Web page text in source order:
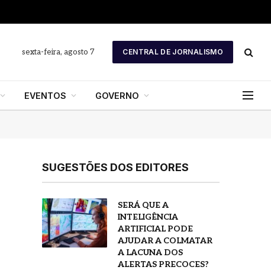
sexta-feira, agosto 7 CENTRAL DE JORNALISMO
EVENTOS GOVERNO
SUGESTÕES DOS EDITORES
SERÁ QUE A
INTELIGÊNCIA
ARTIFICIAL PODE
AJUDAR A COLMATAR
A LACUNA DOS
ALERTAS PRECOCES?